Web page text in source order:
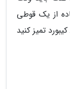
از یک قوطی
تمیز کنید